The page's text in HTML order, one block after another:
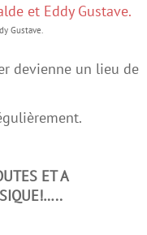
Gustave.
devienne un lieu de
ET A